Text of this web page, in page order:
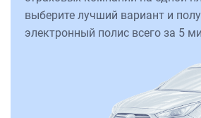
выберите лучший вариант и
электронный полис всего за 5